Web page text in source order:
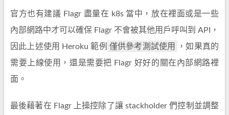
官方也有建議 Flagr 盡量在 k8s 當中，放在裡面或是一些
內部網路中才可以確保 Flagr 不會被其他用戶呼叫到 API，
因此上述使用 Heroku 範例 僅供參考測試使用
，如果真的
需要上線使用，還是需要把 Flagr 好好的關在內部網路裡
面。
最後藉著在 Flagr 上操控除了讓 stackholder 們控制並調整